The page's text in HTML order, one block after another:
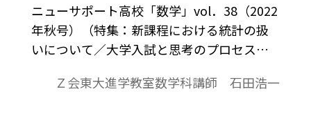
ニューサポート高校「数学」vol．38（2022
年秋号）（特集：新課程における統計の扱
いについて／大学入試と思考のプロセス）
いる新課程においては、「数学 B」は「数
Ｚ会東大進学教室数学科講師 石田浩一